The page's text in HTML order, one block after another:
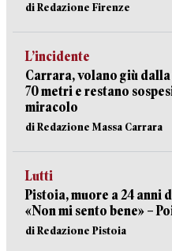
di Redazione Firenze
L’incidente
Carrara, volano giù
70 metri e restano
miracolo
di Redazione Massa Carrara
Lutti
Pistoia, muore a 24 anni
«Non mi sento bene» –
di Redazione Pistoia